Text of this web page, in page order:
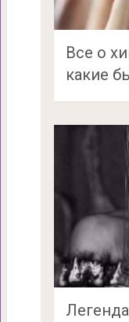
Все о
какие